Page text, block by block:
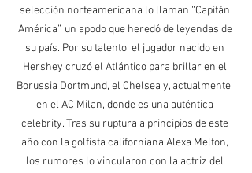
selección norteamericana lo llaman “Capitán
América”, un apodo que heredó de leyendas de
su país. Por su talento, el jugador nacido en
Hershey cruzó el Atlántico para brillar en el
Borussia Dortmund, el Chelsea y, actualmente,
en el AC Milan, donde es una auténtica
celebrity. Tras su ruptura a principios de este
año con la golfista californiana Alexa Melton,
los rumores lo vincularon con la actriz del